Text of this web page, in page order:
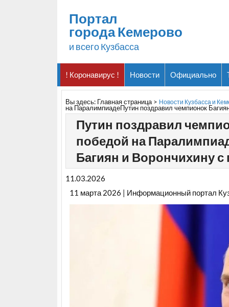
Портал
города Кемерово
и всего Кузбасса
! Коронавирус ! Новости Официально
Вы здесь: Главная страница> Новости Кузбасса и
на ПаралимпиадеПутин поздравил чемпионок
Путин поздравил
победой на
Багиян и Ворончихину
11.03.2026
11 марта 2026 | Информационный портал